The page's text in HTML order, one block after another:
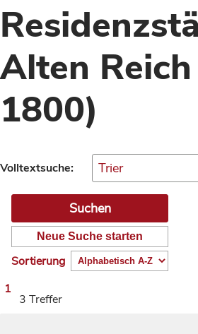
Alten
1800)
Volltextsuche:
Neue Suche starten
Sortierung
1
3 Treffer